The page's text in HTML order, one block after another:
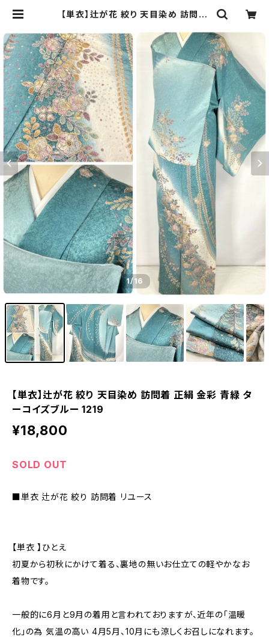
【単衣】辻が花 絞り 天目染め 訪問着
19 | kimono Re:和 [online stor
e] キモノリワ 着物 帯
1/16
【単衣】辻が花 絞り 天目染め 訪問着 正絹 金彩 青緑 タ
ーコイズブルー 1219
¥18,800
SOLD OUT
■単衣 辻が花 絞り 訪問着 リユース
【単衣 】ひとえ
初夏から初秋にかけて着る、裏地の無いお仕立ての軽やかなお
着物です。
一般的に6月と9月の着用と言われておりますが、近年の「温暖
化」の為 気温の高い 4月5月、10月にも涼しくお召しになれます。